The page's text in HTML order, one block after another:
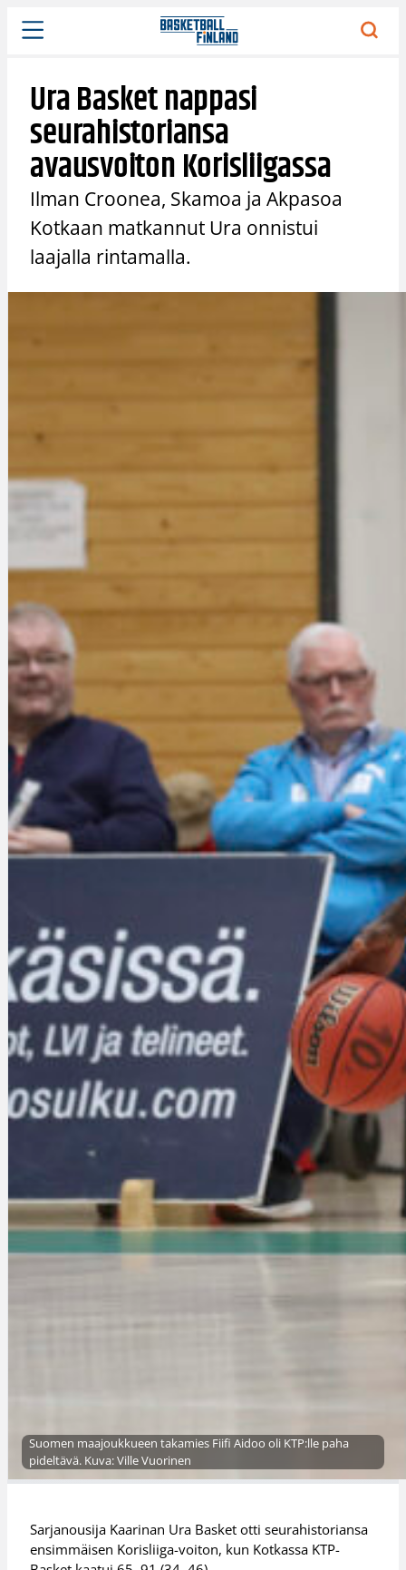
Siirry
sisältöön
Ura Basket nappasi
seurahistoriansa
avausvoiton Korisliigassa
Ilman Croonea, Skamoa ja Akpasoa
Kotkaan matkannut Ura onnistui
laajalla rintamalla.
Suomen maajoukkueen takamies Fiifi Aidoo oli KTP:lle paha
pideltävä. Kuva: Ville Vuorinen
Sarjanousija Kaarinan Ura Basket otti seurahistoriansa
ensimmäisen Korisliiga-voiton, kun Kotkassa KTP-